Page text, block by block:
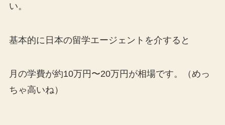
い。
基本的に日本の留学エージェントを介すると
月の学費が約10万円〜20万円が相場です。（めっ
ちゃ高いね）